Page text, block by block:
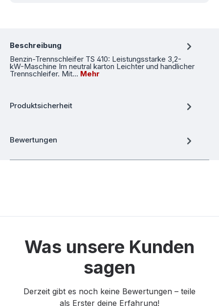
Beschreibung
Benzin-Trennschleifer TS 410: Leistungsstarke 3,2-
kW-Maschine Im neutral karton Leichter und handlicher
Trennschleifer. Mit… Mehr
Produktsicherheit
Bewertungen
Was unsere Kunden
sagen
Derzeit gibt es noch keine Bewertungen – teile
als Erster deine Erfahrung!